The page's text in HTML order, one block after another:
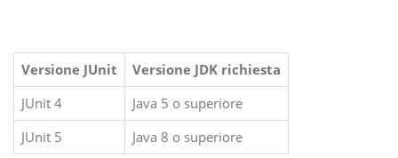
Versione JUnit
Versione JDK richiesta
JUnit 4
Java 5 o superiore
JUnit 5
Java 8 o superiore